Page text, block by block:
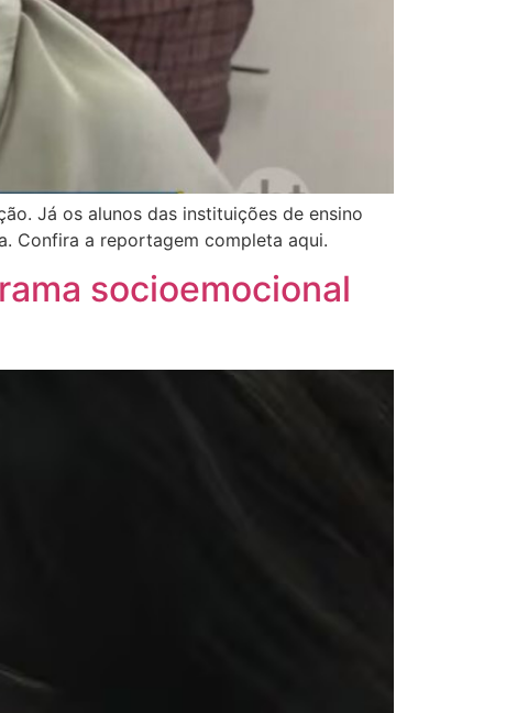
Já os alunos das instituições de ensino
Confira a reportagem completa aqui.
socioemocional